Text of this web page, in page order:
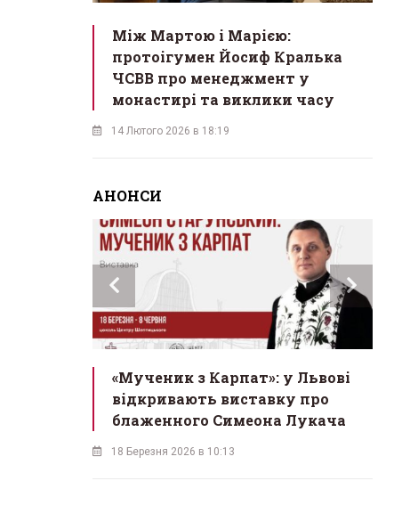
Між Мартою і Марією:
протоігумен Йосиф Кралька
ЧСВВ про менеджмент у
монастирі та виклики часу
14 Лютого 2026 в 18:19
АНОНСИ
«Мученик з Карпат»: у Львові
відкривають виставку про
блаженного Симеона Лукача
18 Березня 2026 в 10:13